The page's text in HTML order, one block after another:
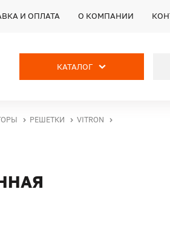
И ОПЛАТА О КОМПАНИИ
КАТАЛОГ
РЕШЕТКИ
VITRON